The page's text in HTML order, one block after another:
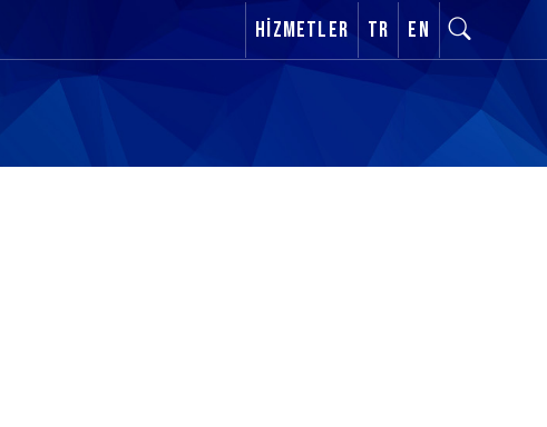
Hizmetler TR EN